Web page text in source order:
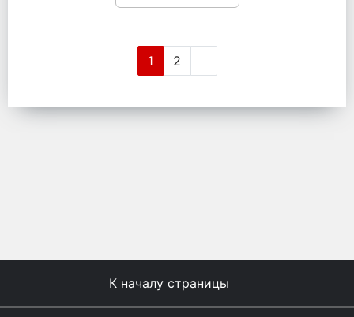
1 2
К началу страницы